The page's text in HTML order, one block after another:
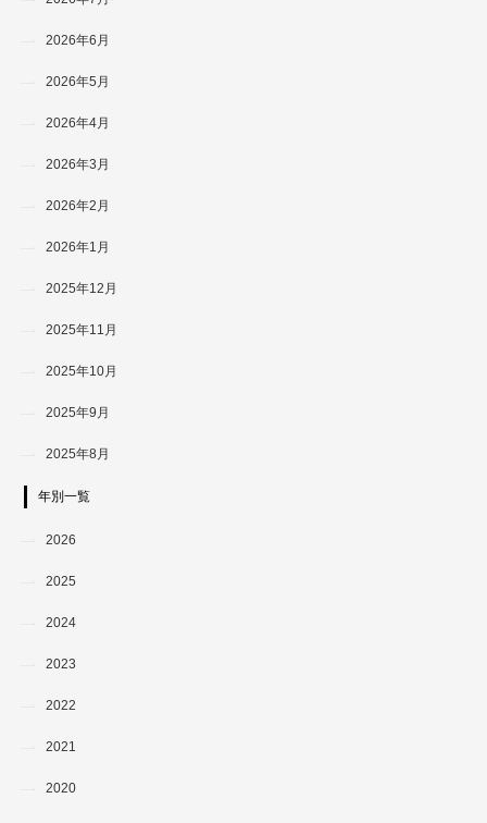
2026年6月
2026年5月
2026年4月
2026年3月
2026年2月
2026年1月
2025年12月
2025年11月
2025年10月
2025年9月
2025年8月
年別一覧
2026
2025
2024
2023
2022
2021
2020